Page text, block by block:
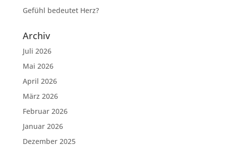
Gefühl bedeutet Herz?
Archiv
Juli 2026
Mai 2026
April 2026
März 2026
Februar 2026
Januar 2026
Dezember 2025